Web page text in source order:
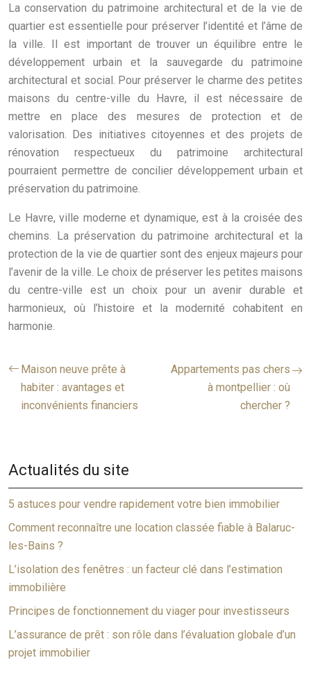
La conservation du patrimoine architectural et de la vie de
quartier est essentielle pour préserver l’identité et l’âme de
la ville. Il est important de trouver un équilibre entre le
développement urbain et la sauvegarde du patrimoine
architectural et social. Pour préserver le charme des petites
maisons du centre-ville du Havre, il est nécessaire de
mettre en place des mesures de protection et de
valorisation. Des initiatives citoyennes et des projets de
rénovation respectueux du patrimoine architectural
pourraient permettre de concilier développement urbain et
préservation du patrimoine.
Le Havre, ville moderne et dynamique, est à la croisée des
chemins. La préservation du patrimoine architectural et la
protection de la vie de quartier sont des enjeux majeurs pour
l’avenir de la ville. Le choix de préserver les petites maisons
du centre-ville est un choix pour un avenir durable et
harmonieux, où l’histoire et la modernité cohabitent en
harmonie.
Maison neuve prête à
habiter : avantages et
inconvénients financiers
Appartements pas chers
à montpellier : où
chercher ?
Actualités du site
5 astuces pour vendre rapidement votre bien immobilier
Comment reconnaître une location classée fiable à Balaruc-
les-Bains ?
L’isolation des fenêtres : un facteur clé dans l’estimation
immobilière
Principes de fonctionnement du viager pour investisseurs
L’assurance de prêt : son rôle dans l’évaluation globale d’un
projet immobilier